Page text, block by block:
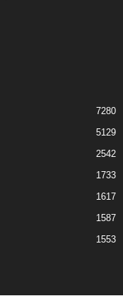
7280
5129
2542
1733
1617
1587
1553